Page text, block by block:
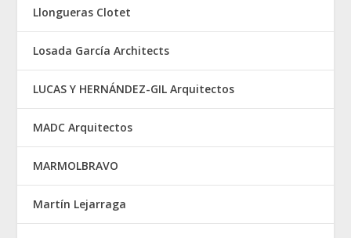
Llongueras Clotet
Losada García Architects
LUCAS Y HERNÁNDEZ-GIL Arquitectos
MADC Arquitectos
MARMOLBRAVO
Martín Lejarraga